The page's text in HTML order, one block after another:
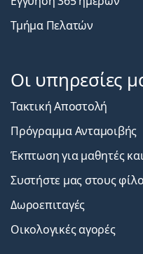
Τμήμα Πελατών
Οι υπηρεσίες
Τακτική Αποστολή
Πρόγραμμα Ανταμοιβής
Έκπτωση για μαθητές
Συστήστε μας στους
Δωροεπιταγές
Οικολογικές αγορές